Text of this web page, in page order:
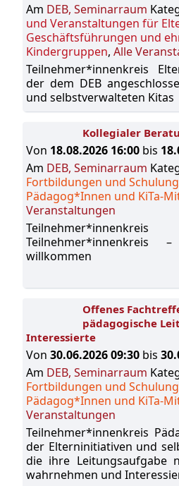
Am DEB, Seminarraum
und Veranstaltungen für
Geschäftsführungen und
Kindergruppen, Alle
Teilnehmer*innenkreis
der dem DEB
und selbstverwalteten Kitas
Kollegialer
Von 18.08.2026 16:00 bis
Am DEB, Seminarraum
Fortbildungen und
Pädagog*Innen und KiTa-
Veranstaltungen
willkommen
Offenes
pädagogische
Interessierte
Von 30.06.2026 09:30 bis
Am DEB, Seminarraum
Fortbildungen und
Pädagog*Innen und KiTa-
Veranstaltungen
Teilnehmer*innenkreis
der Elterninitiativen und
die ihre Leitungsaufgabe
wahrnehmen und